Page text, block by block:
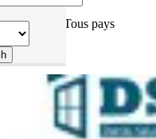
Pays : Tous pays